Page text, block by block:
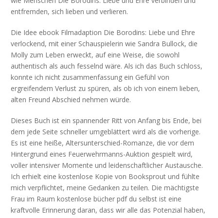
entfremden, sich lieben und verlieren.
Die Idee ebook Filmadaption Die Borodins: Liebe und Ehre
verlockend, mit einer Schauspielerin wie Sandra Bullock, die
Molly zum Leben erweckt, auf eine Weise, die sowohl
authentisch als auch fesselnd wäre. Als ich das Buch schloss,
konnte ich nicht zusammenfassung ein Gefühl von
ergreifendem Verlust zu spüren, als ob ich von einem lieben,
alten Freund Abschied nehmen würde.
Dieses Buch ist ein spannender Ritt von Anfang bis Ende, bei
dem jede Seite schneller umgeblättert wird als die vorherige.
Es ist eine heiße, Altersunterschied-Romanze, die vor dem
Hintergrund eines Feuerwehrmanns-Auktion gespielt wird,
voller intensiver Momente und leidenschaftlicher Austausche.
Ich erhielt eine kostenlose Kopie von Booksprout und fühlte
mich verpflichtet, meine Gedanken zu teilen. Die mächtigste
Frau im Raum kostenlose bücher pdf du selbst ist eine
kraftvolle Erinnerung daran, dass wir alle das Potenzial haben,